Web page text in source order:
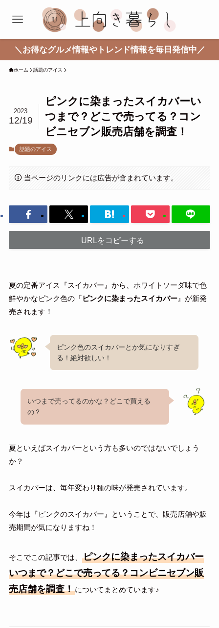
＼お得なグルメ情報やトレンド情報を毎日発信中／
ホーム 話題のアイス
ピンクに染まったスイカバーい
つまで？どこで売ってる？コン
ビニセブン販売店舗を調査！
2023
12/19
話題のアイス
当ページのリンクには広告が含まれています。
URLをコピーする
夏の定番アイス『スイカバー』から、ホワイトソーダ味で色
鮮やかなピンク色の『ピンクに染まったスイカバー』が新発
売されます！
ピンク色のスイカバーとか気になりすぎ
る！絶対欲しい！
いつまで売ってるのかな？どこで買える
の？
夏といえばスイカバーという方も多いのではないでしょう
か？
スイカバーは、毎年変わり種の味が発売されています。
今年は『ピンクのスイカバー』ということで、販売店舗や販
売期間が気になりますね！
そこでこの記事では、
ピンクに染まったスイカバー
いつまで？どこで売ってる？コンビニセブン販
売店舗を調査！についてまとめています♪